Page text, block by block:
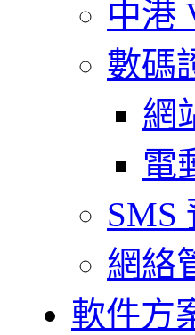
中港
數碼
網
電
SMS
網絡
軟件方